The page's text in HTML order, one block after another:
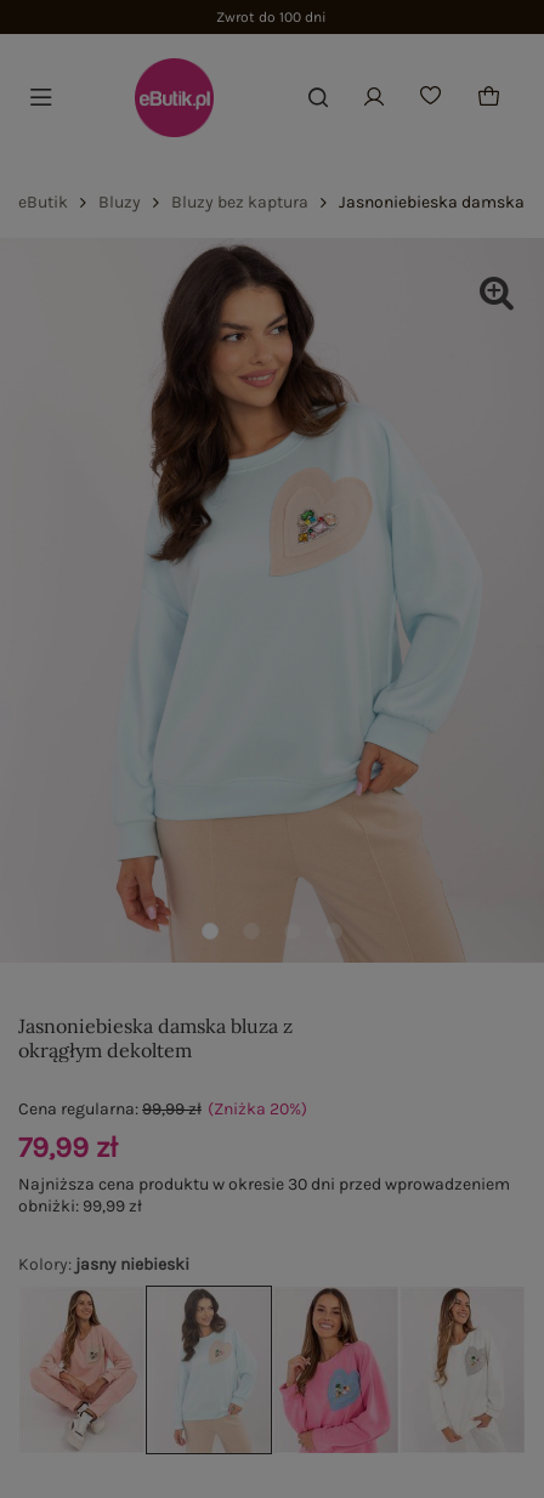
Zwrot do 100 dni
eButik Bluzy Bluzy bez kaptura Jasnoniebieska damska
Jasnoniebieska damska bluza z
okrągłym dekoltem
Kolory: jasny niebieski
Cena regularna:99,99 zł (Zniżka 20%)
79,99 zł
Najniższa cena produktu w okresie 30 dni przed wprowadzeniem
obniżki: 99,99 zł